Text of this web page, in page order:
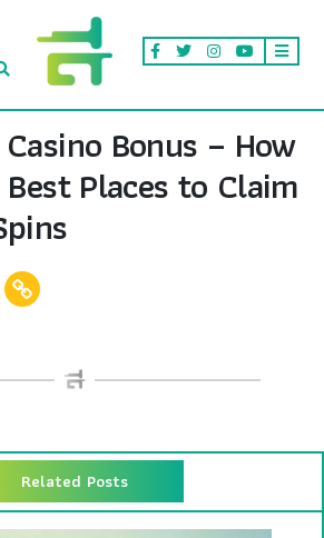
Bonus – How
Places to Claim
Related Posts